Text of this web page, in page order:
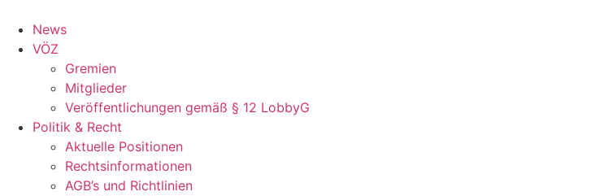
Inhalt
springen
News
VÖZ
Gremien
Mitglieder
Veröffentlichungen gemäß § 12 LobbyG
Politik & Recht
Aktuelle Positionen
Rechtsinformationen
AGB’s und Richtlinien